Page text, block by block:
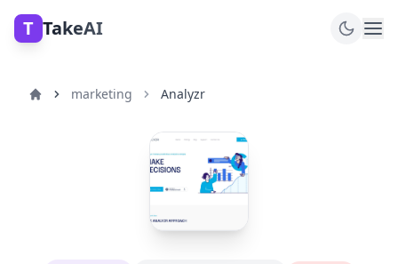
T TakeAI
marketing Analyzr